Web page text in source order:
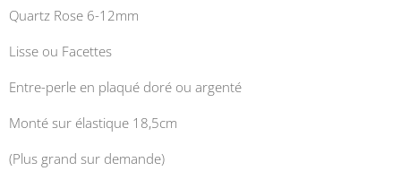
Quartz Rose 6-12mm
Lisse ou Facettes
Entre-perle en plaqué doré ou argenté
Monté sur élastique 18,5cm
(Plus grand sur demande)